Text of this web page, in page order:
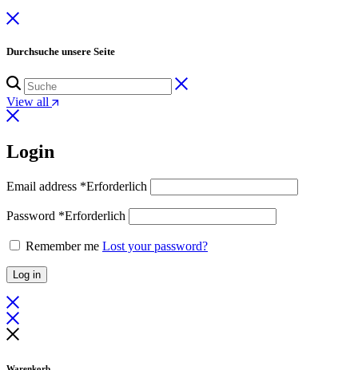
Durchsuche unsere Seite
View all
Login
Email address *Erforderlich
Password *Erforderlich
Remember me Lost your password?
Log in